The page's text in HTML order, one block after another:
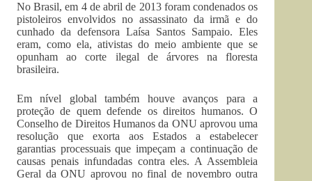
No Brasil, em 4 de abril de 2013 foram condenados os
pistoleiros envolvidos no assassinato da irmã e do
cunhado da defensora Laísa Santos Sampaio. Eles
eram, como ela, ativistas do meio ambiente que se
opunham ao corte ilegal de árvores na floresta
brasileira.
Em nível global também houve avanços para a
proteção de quem defende os direitos humanos. O
Conselho de Direitos Humanos da ONU aprovou uma
resolução que exorta aos Estados a estabelecer
garantias processuais que impeçam a continuação de
causas penais infundadas contra eles. A Assembleia
Geral da ONU aprovou no final de novembro outra